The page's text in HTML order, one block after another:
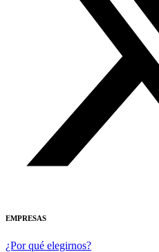
EMPRESAS
¿Por qué elegirnos?